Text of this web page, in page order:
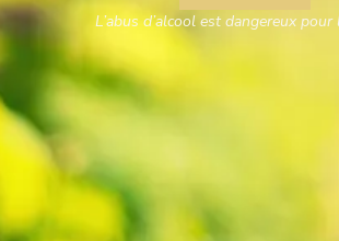
L’abus d’alcool est dangereux pour